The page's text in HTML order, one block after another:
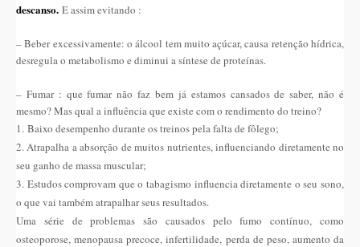
descanso. E assim evitando :
– Beber excessivamente: o álcool tem muito açúcar, causa retenção hídrica,
desregula o metabolismo e diminui a síntese de proteínas.
– Fumar : que fumar não faz bem já estamos cansados de saber, não é
mesmo? Mas qual a influência que existe com o rendimento do treino?
1. Baixo desempenho durante os treinos pela falta de fôlego;
2. Atrapalha a absorção de muitos nutrientes, influenciando diretamente no
seu ganho de massa muscular;
3. Estudos comprovam que o tabagismo influencia diretamente o seu sono,
o que vai também atrapalhar seus resultados.
Uma série de problemas são causados pelo fumo contínuo, como
osteoporose, menopausa precoce, infertilidade, perda de peso, aumento da